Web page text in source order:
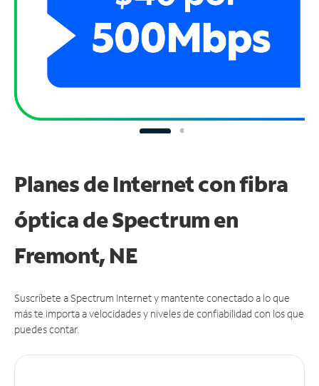
Planes de Internet con fibra
óptica de Spectrum en
Fremont, NE
Suscríbete a Spectrum Internet y mantente conectado a lo que
más te importa a velocidades y niveles de confiabilidad con los que
puedes contar.